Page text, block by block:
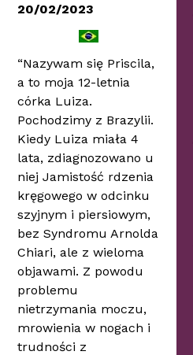
20/02/2023
“Nazywam się Priscila,
a to moja 12-letnia
córka Luiza.
Pochodzimy z Brazylii.
Kiedy Luiza miała 4
lata, zdiagnozowano u
niej Jamistość rdzenia
kręgowego w odcinku
szyjnym i piersiowym,
bez Syndromu Arnolda
Chiari, ale z wieloma
objawami. Z powodu
problemu
nietrzymania moczu,
mrowienia w nogach i
trudności z